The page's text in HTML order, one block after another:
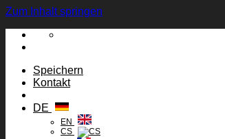
Zum Inhalt springen
Speichern
Kontakt
DE
EN
CS